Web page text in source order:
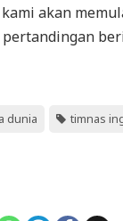
akan
dunia timnas